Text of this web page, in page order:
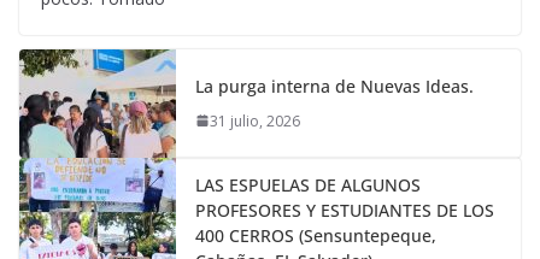
La purga interna de Nuevas Ideas.
31 julio, 2026
LAS ESPUELAS DE ALGUNOS
PROFESORES Y ESTUDIANTES DE LOS
400 CERROS (Sensuntepeque,